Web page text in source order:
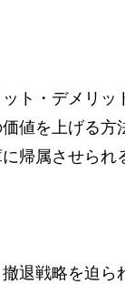
ト・デメリッ
値を上げる方
帰属させられ
退戦略を迫ら